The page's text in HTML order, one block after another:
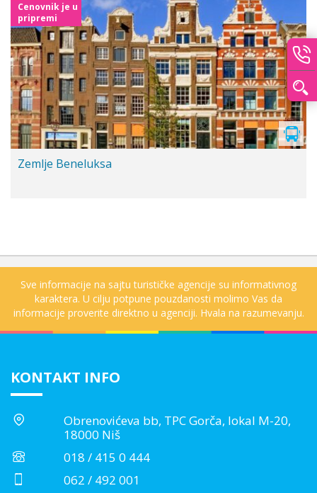
Cenovnik je u
pripremi
Zemlje Beneluksa
Sve informacije na sajtu turističke agencije su informativnog
karaktera. U cilju potpune pouzdanosti molimo Vas da
informacije proverite direktno u agenciji. Hvala na razumevanju.
KONTAKT INFO
Obrenovićeva bb, TPC Gorča, lokal M-20,
18000 Niš
018 / 415 0 444
062 / 492 001